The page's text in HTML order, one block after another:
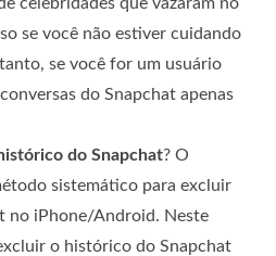
se você não estiver cuidando
se você for um usuário
do Snapchat apenas
do Snapchat? O
sistemático para excluir
no iPhone/Android. Neste
o histórico do Snapchat